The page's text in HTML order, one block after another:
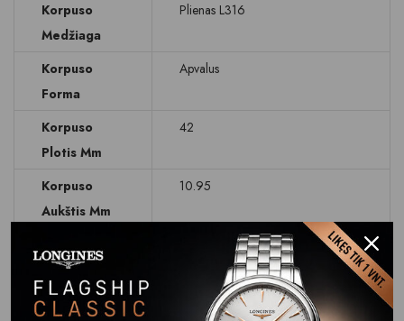
Korpuso
Medžiaga
Plienas L316
Korpuso
Forma
Apvalus
Korpuso
Plotis Mm
42
Korpuso
Aukštis Mm
10.95
Ciferblatas
Rodyklinis
Ciferblato
Antracitas